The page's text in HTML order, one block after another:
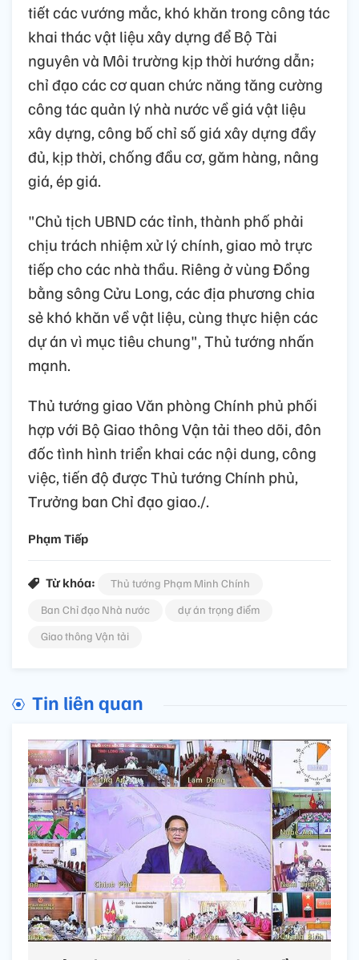
tiết các vướng mắc, khó khăn trong công tác
khai thác vật liệu xây dựng để Bộ Tài
nguyên và Môi trường kịp thời hướng dẫn;
chỉ đạo các cơ quan chức năng tăng cường
công tác quản lý nhà nước về giá vật liệu
xây dựng, công bố chỉ số giá xây dựng đầy
đủ, kịp thời, chống đầu cơ, găm hàng, nâng
giá, ép giá.
"Chủ tịch UBND các tỉnh, thành phố phải
chịu trách nhiệm xử lý chính, giao mỏ trực
tiếp cho các nhà thầu. Riêng ở vùng Đồng
bằng sông Cửu Long, các địa phương chia
sẻ khó khăn về vật liệu, cùng thực hiện các
dự án vì mục tiêu chung", Thủ tướng nhấn
mạnh.
Thủ tướng giao Văn phòng Chính phủ phối
hợp với Bộ Giao thông Vận tải theo dõi, đôn
đốc tình hình triển khai các nội dung, công
việc, tiến độ được Thủ tướng Chính phủ,
Trưởng ban Chỉ đạo giao./.
Phạm Tiếp
Từ khóa:
Thủ tướng Phạm Minh Chính
Ban Chỉ đạo Nhà nước
dự án trọng điểm
Giao thông Vận tải
Tin liên quan